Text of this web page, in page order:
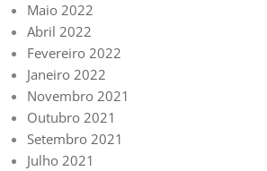
Maio 2022
Abril 2022
Fevereiro 2022
Janeiro 2022
Novembro 2021
Outubro 2021
Setembro 2021
Julho 2021